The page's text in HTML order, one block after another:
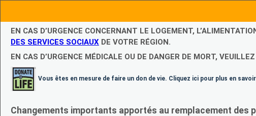
EN CAS D’URGENCE CONCERNANT LE LOGEMENT,
DES SERVICES SOCIAUX DE VOTRE RÉGION.
EN CAS D’URGENCE MÉDICALE OU DE DANGER DE MORT,
Vous êtes en mesure de faire un don de vie. Cliquez ici pour plus en
Changements importants apportés au remplacement des